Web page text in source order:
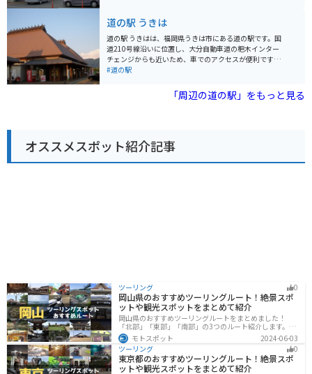
は、1300年以上の歴史を持つ神社で、パワースポットと
しても知られています。英彦山温泉は、神経痛や筋肉痛
などに効能があると言われている温泉です。
果物、地元産の食材を使った料理を楽しむことができま
す。特におすすめは、地元産のブランド豚「はかた地ど
り」を使った料理です。 バイクで訪れる場合は、道の駅
の駐車場にバイク専用の駐車スペースがあります。ま
た、周辺には、耶馬溪や英彦山など、ツーリングに最適
る、おすすめの道の駅です。
道の駅 うきは
道の駅 うきはは、福岡県うきは市にある道の駅です。国
道210号線沿いに位置し、大分自動車道の杷木インター
チェンジからも近いため、車でのアクセスが便利です。
道の駅 うきはは、地元の農産物直売所が充実しており、
ルーツの里として知られており、季節によっては、いち
ご狩りやぶどう狩りを楽しむこともできます。また、レ
や耶馬溪など、ツーリングに最適なスポットが点在して
います。道の駅 うきはを拠点に、自然豊かなうきは市を
満喫してみてはいかがでしょうか。
#道の駅
「周辺の道の駅」をもっと見る
オススメスポット紹介記事
ツーリング 0
岡山県のおすすめツーリングルート！絶景スポ
ットや観光スポットをまとめて紹介
岡山県のおすすめツーリングルートをまとめました！
「北部」「東部」「南部」の3つのルート紹介します。岡
山市や倉敷市など、歴史ある街並みも魅力的で、バイク
ツーリングに最適なスポットが多数あります。バイクで
岡山県にツーリングに行く際は参考にしてください。
モトスポット
2024-06-03
ツーリング
0
東京都のおすすめツーリングルート！絶景スポ
ットや観光スポットをまとめて紹介